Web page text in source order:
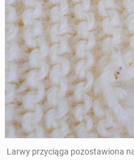
Larwy przy­cią­ga po­zo­sta­wio­na